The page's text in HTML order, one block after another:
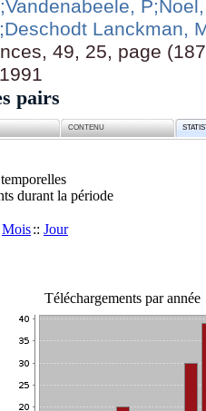
;Vandenabeele, P
;Deschodt Lanckman,
49, 25, page
pairs
CONTENU